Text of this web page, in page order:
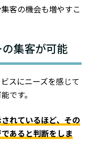
客の機会も増やすこ
集客が可能
スにニーズを感じて
です。
れているほど、その
あると判断をしま